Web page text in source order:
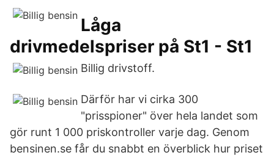
Låga
drivmedelspriser på St1 - St1
Billig drivstoff.
Därför har vi cirka 300
"prisspioner" över hela landet som
gör runt 1 000 priskontroller varje dag. Genom
bensinen.se får du snabbt en överblick hur priset